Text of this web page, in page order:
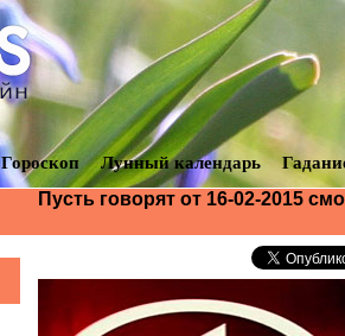
Гороскоп Лунный календарь
Пусть говорят от 16-02-2015